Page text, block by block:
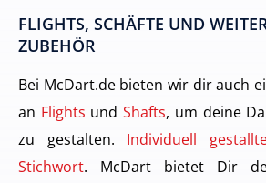
FLIGHTS, SCHÄFTE UND
ZUBEHÖR
Bei McDart.de bieten wir dir auch
an Flights undShafts, um deine
zu gestalten. Individuell
Stichwort. McDart bietet Dir